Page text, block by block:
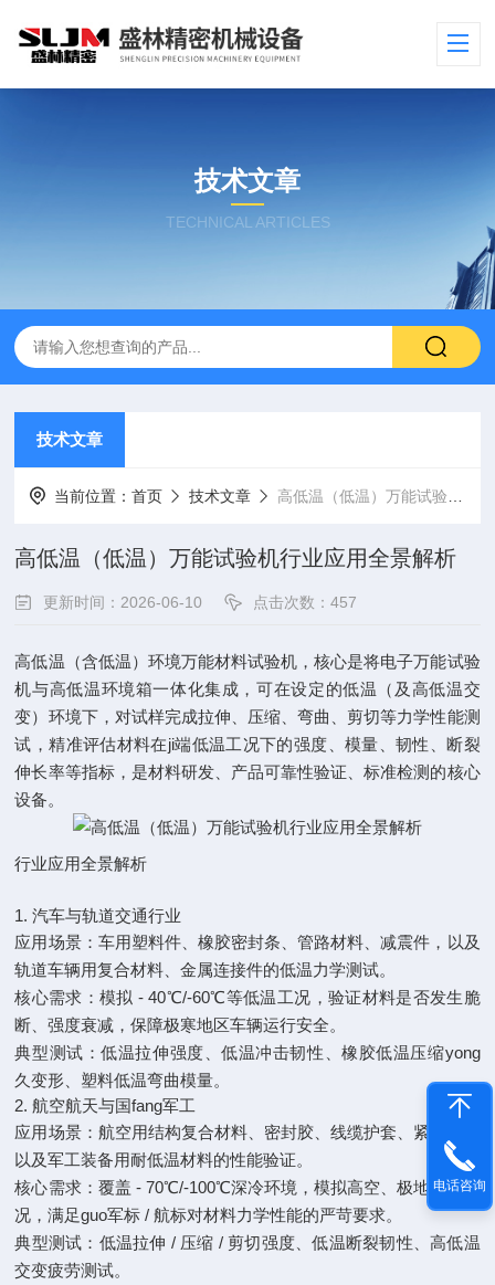
技术文章
TECHNICAL ARTICLES
技术文章
当前位置：首页 技术文章 高低温（低温）万能试验机行业应用全景解析
高低温（低温）万能试验机行业应用全景解析
更新时间：2026-06-10 点击次数：457
高低温（含低温）环境万能材料试验机，核心是将电子万能试验
机与高低温环境箱一体化集成，可在设定的低温（及高低温交
变）环境下，对试样完成拉伸、压缩、弯曲、剪切等力学性能测
试，精准评估材料在ji端低温工况下的强度、模量、韧性、断裂
伸长率等指标，是材料研发、产品可靠性验证、标准检测的核心
设备。
行业应用全景解析
1. 汽车与轨道交通行业
应用场景：车用塑料件、橡胶密封条、管路材料、减震件，以及
轨道车辆用复合材料、金属连接件的低温力学测试。
核心需求：模拟 - 40℃/-60℃等低温工况，验证材料是否发生脆
断、强度衰减，保障极寒地区车辆运行安全。
典型测试：低温拉伸强度、低温冲击韧性、橡胶低温压缩yong
久变形、塑料低温弯曲模量。
2. 航空航天与国fang军工
应用场景：航空用结构复合材料、密封胶、线缆护套、紧固件，
以及军工装备用耐低温材料的性能验证。
核心需求：覆盖 - 70℃/-100℃深冷环境，模拟高空、极地低温工
况，满足guo军标 / 航标对材料力学性能的严苛要求。
典型测试：低温拉伸 / 压缩 / 剪切强度、低温断裂韧性、高低温
交变疲劳测试。
电话咨询